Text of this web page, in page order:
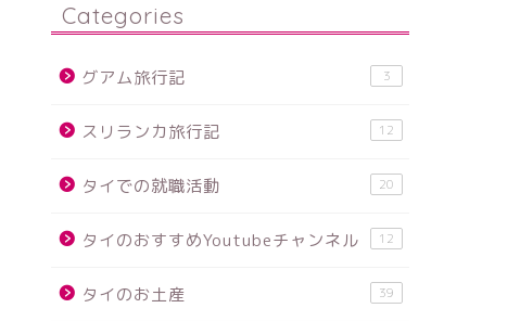
Categories
グアム旅行記 3
スリランカ旅行記 12
タイでの就職活動 20
タイのおすすめYoutubeチャンネル 12
タイのお土産 39